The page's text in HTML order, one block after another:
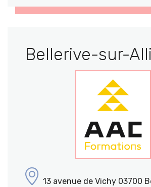
Bellerive-sur-
13 avenue de Vichy 03700